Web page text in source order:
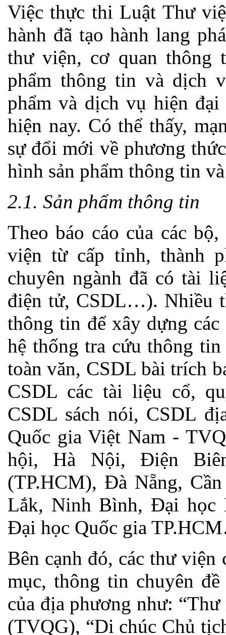
Việc thực thi Luật Thư
hành đã tạo hành lang
thư viện, cơ quan thông
phẩm thông tin và dịch
phẩm và dịch vụ hiện
hiện nay. Có thể thấy,
sự đổi mới về phương
hình sản phẩm thông tin
2.1. Sản phẩm thông tin
Theo báo cáo của các
viện từ cấp tỉnh, thành
chuyên ngành đã có tài
điện tử, CSDL…). Nhiều
thông tin để xây dựng
hệ thống tra cứu thông
toàn văn, CSDL bài trích
CSDL các tài liệu cổ,
CSDL sách nói, CSDL
Quốc gia Việt Nam -
hội, Hà Nội, Điện
(TP.HCM), Đà Nẵng,
Lắk, Ninh Bình, Đại học
Đại học Quốc gia
Bên cạnh đó, các thư
mục, thông tin chuyên
của địa phương như:
(TVQG), “Di chúc Chủ